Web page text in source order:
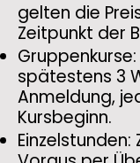
gelten die
Zeitpunkt der
spätestens 3
Anmeldung,
Kursbeginn.
Einzelstunden: